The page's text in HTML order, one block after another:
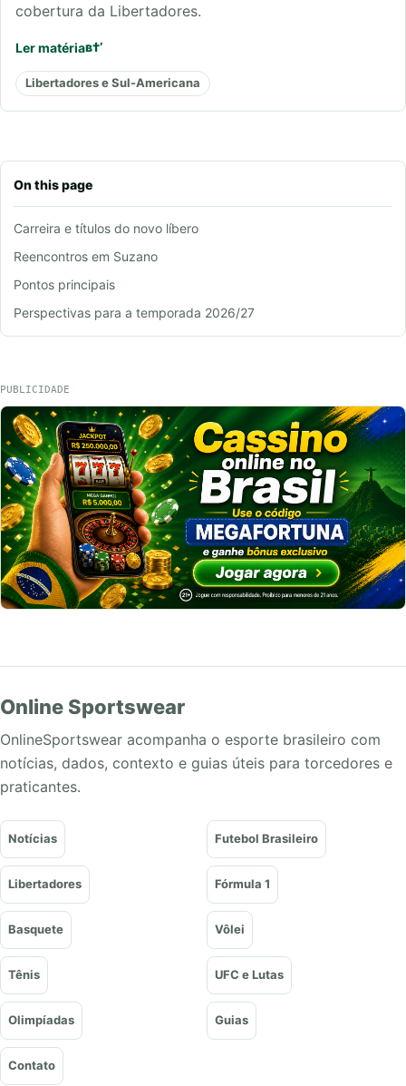
On this page
Carreira e títulos do novo líbero
Reencontros em Suzano
Pontos principais
Perspectivas para a temporada 2026/27
cobertura da Libertadores.
Ler matéria
Libertadores e Sul-Americana
PUBLICIDADE
Online Sportswear
OnlineSportswear acompanha o esporte brasileiro com
notícias, dados, contexto e guias úteis para torcedores e
praticantes.
Notícias Futebol Brasileiro
Libertadores Fórmula 1
Basquete Vôlei
Tênis UFC e Lutas
Olimpíadas Guias
Contato